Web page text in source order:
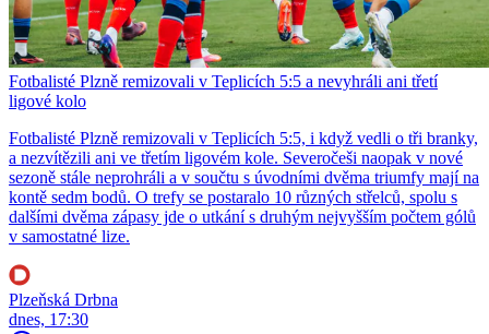
Fotbalisté Plzně remizovali v Teplicích 5:5 a nevyhráli ani třetí
ligové kolo
Fotbalisté Plzně remizovali v Teplicích 5:5, i když vedli o tři branky,
a nezvítězili ani ve třetím ligovém kole. Severočeši naopak v nové
sezoně stále neprohráli a v součtu s úvodními dvěma triumfy mají na
kontě sedm bodů. O trefy se postaralo 10 různých střelců, spolu s
dalšími dvěma zápasy jde o utkání s druhým nejvyšším počtem gólů
v samostatné lize.
Plzeňská Drbna
dnes, 17:30